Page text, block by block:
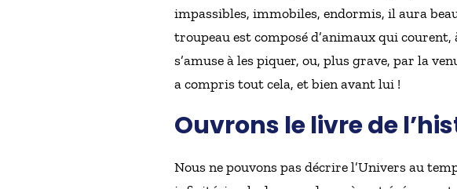
impassibles, immobiles, endormis, il aura
troupeau est composé d’animaux qui
s’amuse à les piquer, ou, plus grave, par la
a compris tout cela, et bien avant lui !
Ouvrons le livre de
Nous ne pouvons pas décrire l’Univers au